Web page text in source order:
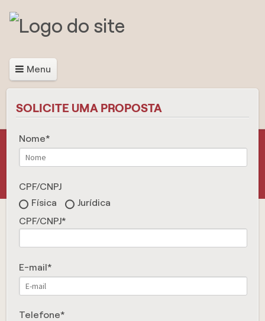
Menu
SOLICITE UMA PROPOSTA
Nome
CPF/CNPJ
Física
Jurídica
CPF/CNPJ
E-mail
Telefone